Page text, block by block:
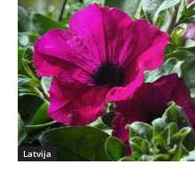
Latvija